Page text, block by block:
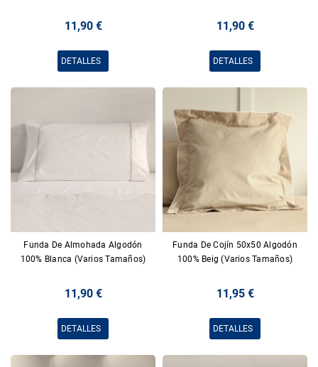
11,90 €
DETALLES
11,90 €
DETALLES
Funda De Almohada Algodón
100% Blanca (Varios Tamaños)
11,90 €
DETALLES
Funda De Cojín 50x50 Algodón
100% Beig (Varios Tamaños)
11,95 €
DETALLES